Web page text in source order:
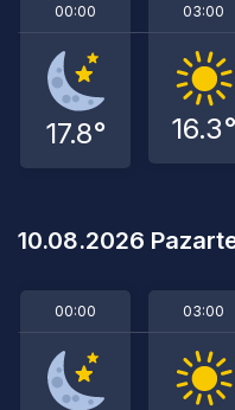
00:00
17.8°
03:00
16.3°
10.08.2026
00:00 03:00